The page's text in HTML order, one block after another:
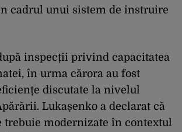
cadrul unui sistem de instruire
inspecții privind capacitatea
în urma cărora au fost
discutate la nivelul
Lukașenko a declarat că
trebuie modernizate în contextul